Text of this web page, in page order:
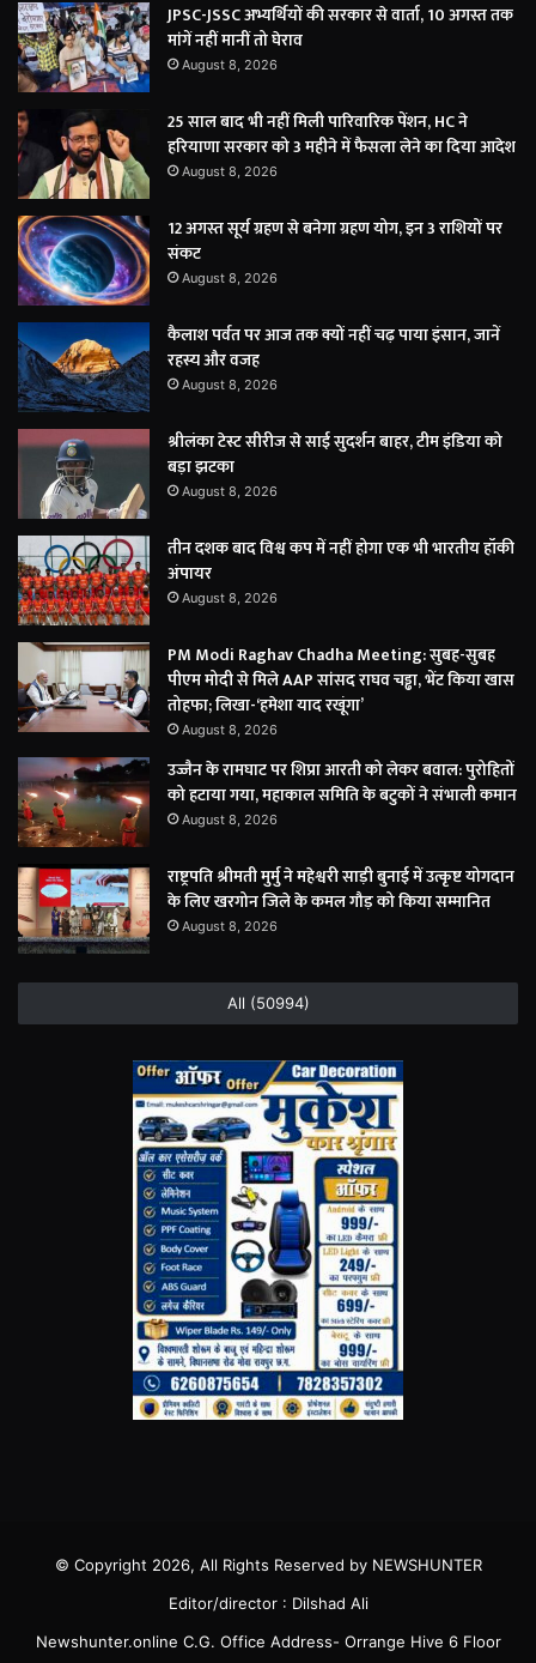
JPSC-JSSC अभ्यर्थियों की सरकार से वार्ता, 10 अगस्त तक
मांगें नहीं मानीं तो घेराव
August 8, 2026
25 साल बाद भी नहीं मिली पारिवारिक पेंशन, HC ने
हरियाणा सरकार को 3 महीने में फैसला लेने का दिया आदेश
August 8, 2026
12 अगस्त सूर्य ग्रहण से बनेगा ग्रहण योग, इन 3 राशियों पर
संकट
August 8, 2026
कैलाश पर्वत पर आज तक क्यों नहीं चढ़ पाया इंसान, जानें
रहस्य और वजह
August 8, 2026
श्रीलंका टेस्ट सीरीज से साई सुदर्शन बाहर, टीम इंडिया को
बड़ा झटका
August 8, 2026
तीन दशक बाद विश्व कप में नहीं होगा एक भी भारतीय हॉकी
अंपायर
August 8, 2026
PM Modi Raghav Chadha Meeting: सुबह-सुबह
पीएम मोदी से मिले AAP सांसद राघव चड्ढा, भेंट किया खास
तोहफा; लिखा-‘हमेशा याद रखूंगा’
August 8, 2026
उज्जैन के रामघाट पर शिप्रा आरती को लेकर बवाल: पुरोहितों
को हटाया गया, महाकाल समिति के बटुकों ने संभाली कमान
August 8, 2026
राष्ट्रपति श्रीमती मुर्मु ने महेश्वरी साड़ी बुनाई में उत्कृष्ट योगदान
के लिए खरगोन जिले के कमल गौड़ को किया सम्मानित
August 8, 2026
All (50994)
© Copyright 2026, All Rights Reserved by NEWSHUNTER
Editor/director : Dilshad Ali
Newshunter.online C.G. Office Address- Orrange Hive 6 Floor